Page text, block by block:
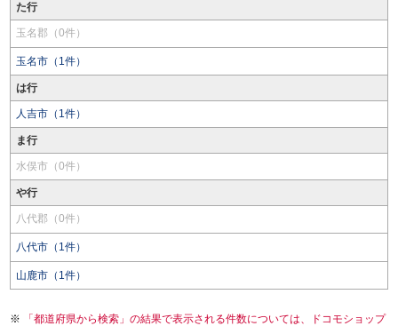
た行
玉名郡（0件）
玉名市（1件）
は行
人吉市（1件）
ま行
水俣市（0件）
や行
八代郡（0件）
八代市（1件）
山鹿市（1件）
「都道府県から検索」の結果で表示される件数については、ドコモショップ